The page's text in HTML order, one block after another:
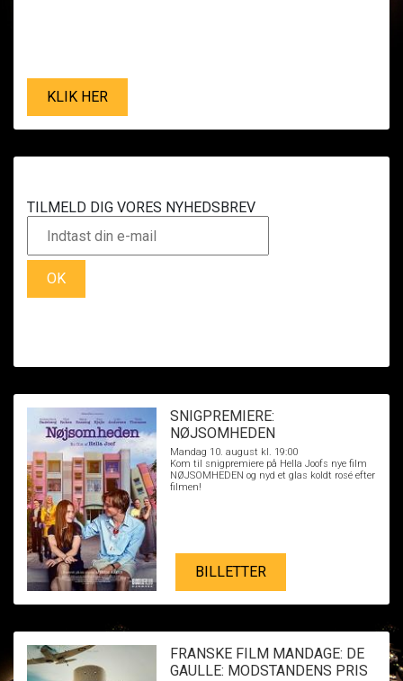
KLIK HER
TILMELD DIG VORES NYHEDSBREV
OK
SNIGPREMIERE:
NØJSOMHEDEN
Mandag 10. august kl. 19:00
Kom til snigpremiere på Hella Joofs nye film
NØJSOMHEDEN og nyd et glas koldt rosé efter
filmen!
BILLETTER
FRANSKE FILM MANDAGE: DE
GAULLE: MODSTANDENS PRIS